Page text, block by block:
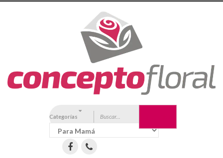
Categorías